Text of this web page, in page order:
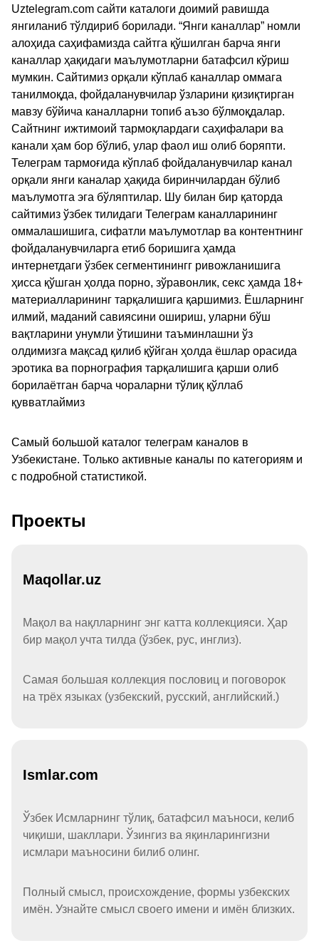
Uztelegram.com сайти каталоги доимий равишда
янгиланиб тўлдириб борилади. “Янги каналлар” номли
алоҳида саҳифамизда сайтга қўшилган барча янги
каналлар ҳақидаги маълумотларни батафсил кўриш
мумкин. Сайтимиз орқали кўплаб каналлар оммага
танилмоқда, фойдаланувчилар ўзларини қизиқтирган
мавзу бўйича каналларни топиб аъзо бўлмоқдалар.
Сайтнинг ижтимоий тармоқлардаги саҳифалари ва
канали ҳам бор бўлиб, улар фаол иш олиб боряпти.
Телеграм тармоғида кўплаб фойдаланувчилар канал
орқали янги каналар ҳақида биринчилардан бўлиб
маълумотга эга бўляптилар. Шу билан бир қаторда
сайтимиз ўзбек тилидаги Телеграм каналларининг
оммалашишига, сифатли маълумотлар ва контентнинг
фойдаланувчиларга етиб боришига ҳамда
интернетдаги ўзбек сегментинингг ривожланишига
ҳисса қўшган ҳолда порно, зўравонлик, секс ҳамда 18+
материалларининг тарқалишига қаршимиз. Ёшларнинг
илмий, маданий савиясини ошириш, уларни бўш
вақтларини унумли ўтишини таъминлашни ўз
олдимизга мақсад қилиб қўйган ҳолда ёшлар орасида
эротика ва порнография тарқалишига қарши олиб
борилаётган барча чораларни тўлиқ қўллаб
қувватлаймиз
Самый большой каталог телеграм каналов в
Узбекистане. Только активные каналы по категориям и
с подробной статистикой.
Проекты
Maqollar.uz
Мақол ва нақлларнинг энг катта коллекцияси. Ҳар
бир мақол учта тилда (ўзбек, рус, инглиз).
Самая большая коллекция пословиц и поговорок
на трёх языках (узбекский, русский, английский.)
Ismlar.com
Ўзбек Исмларнинг тўлиқ, батафсил маъноси, келиб
чиқиши, шакллари. Ўзингиз ва яқинларингизни
исмлари маъносини билиб олинг.
Полный смысл, происхождение, формы узбекских
имён. Узнайте смысл своего имени и имён близких.